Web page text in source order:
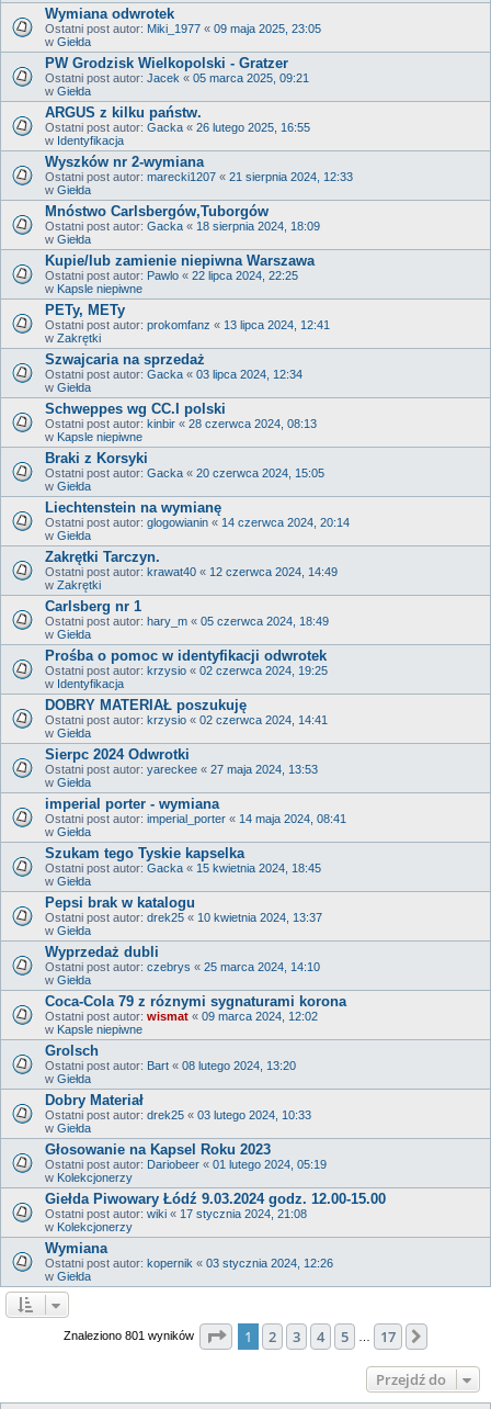
Wymiana odwrotek
Ostatni post autor: Miki_1977 « 09 maja 2025, 23:05
w Giełda
PW Grodzisk Wielkopolski - Gratzer
Ostatni post autor: Jacek « 05 marca 2025, 09:21
w Giełda
ARGUS z kilku państw.
Ostatni post autor: Gacka « 26 lutego 2025, 16:55
w Identyfikacja
Wyszków nr 2-wymiana
Ostatni post autor: marecki1207 « 21 sierpnia 2024, 12:33
w Giełda
Mnóstwo Carlsbergów,Tuborgów
Ostatni post autor: Gacka « 18 sierpnia 2024, 18:09
w Giełda
Kupie/lub zamienie niepiwna Warszawa
Ostatni post autor: Pawlo « 22 lipca 2024, 22:25
w Kapsle niepiwne
PETy, METy
Ostatni post autor: prokomfanz « 13 lipca 2024, 12:41
w Zakrętki
Szwajcaria na sprzedaż
Ostatni post autor: Gacka « 03 lipca 2024, 12:34
w Giełda
Schweppes wg CC.I polski
Ostatni post autor: kinbir « 28 czerwca 2024, 08:13
w Kapsle niepiwne
Braki z Korsyki
Ostatni post autor: Gacka « 20 czerwca 2024, 15:05
w Giełda
Liechtenstein na wymianę
Ostatni post autor: glogowianin « 14 czerwca 2024, 20:14
w Giełda
Zakrętki Tarczyn.
Ostatni post autor: krawat40 « 12 czerwca 2024, 14:49
w Zakrętki
Carlsberg nr 1
Ostatni post autor: hary_m « 05 czerwca 2024, 18:49
w Giełda
Prośba o pomoc w identyfikacji odwrotek
Ostatni post autor: krzysio « 02 czerwca 2024, 19:25
w Identyfikacja
DOBRY MATERIAŁ poszukuję
Ostatni post autor: krzysio « 02 czerwca 2024, 14:41
w Giełda
Sierpc 2024 Odwrotki
Ostatni post autor: yareckee « 27 maja 2024, 13:53
w Giełda
imperial porter - wymiana
Ostatni post autor: imperial_porter « 14 maja 2024, 08:41
w Giełda
Szukam tego Tyskie kapselka
Ostatni post autor: Gacka « 15 kwietnia 2024, 18:45
w Giełda
Pepsi brak w katalogu
Ostatni post autor: drek25 « 10 kwietnia 2024, 13:37
w Giełda
Wyprzedaż dubli
Ostatni post autor: czebrys « 25 marca 2024, 14:10
w Giełda
Coca-Cola 79 z róznymi sygnaturami korona
Ostatni post autor: wismat « 09 marca 2024, 12:02
w Kapsle niepiwne
Grolsch
Ostatni post autor: Bart « 08 lutego 2024, 13:20
w Giełda
Dobry Materiał
Ostatni post autor: drek25 « 03 lutego 2024, 10:33
w Giełda
Głosowanie na Kapsel Roku 2023
Ostatni post autor: Dariobeer « 01 lutego 2024, 05:19
w Kolekcjonerzy
Giełda Piwowary Łódź 9.03.2024 godz. 12.00-15.00
Ostatni post autor: wiki « 17 stycznia 2024, 21:08
w Kolekcjonerzy
Wymiana
Ostatni post autor: kopernik « 03 stycznia 2024, 12:26
w Giełda
Znaleziono 801 wyników Strona z17
1 2 3 4 5 17
Przejdź do